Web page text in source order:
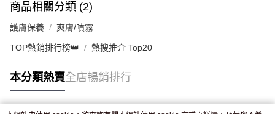
付款後門市自取，訂單確認後2-4個工作天到店，7天內取。逾期後
商品相關分類 (2)
護膚保養 爽膚/噴霧
TOP熱銷排行榜👑 熱搜推介 Top20
本分類熱賣全店暢銷排行